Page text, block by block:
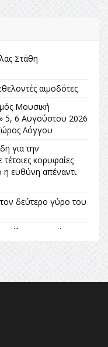
Στάθη
αιμοδότες
Μουσική
5, 6 Αυγούστου 2026
Λόγγου
για την
κορυφαίες
η ευθύνη απέναντι
δεύτερο γύρο του
Παγκόσμιας
η απόφαση Ο
πολιτιστικό
για την
ΓΙΑ ΠΑΙΔΙΑ
στην Ενωτική
Μακεδονίας